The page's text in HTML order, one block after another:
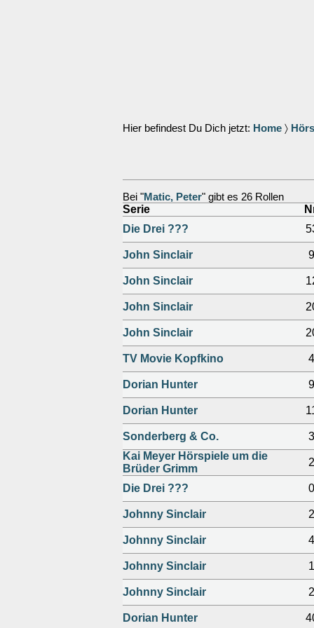
Hier befindest Du Dich jetzt: Home 〉
Bei "Matic, Peter" gibt es 26 Rollen
Serie
Die Drei ???
John Sinclair 9
John Sinclair
John Sinclair
John Sinclair
TV Movie Kopfkino 4
Dorian Hunter 9
Dorian Hunter
Sonderberg & Co.
3
Kai Meyer Hörspiele um die
Brüder Grimm
2
Die Drei ??? 0
Johnny Sinclair 2
Johnny Sinclair 4
Johnny Sinclair 1
Johnny Sinclair 2
Dorian Hunter